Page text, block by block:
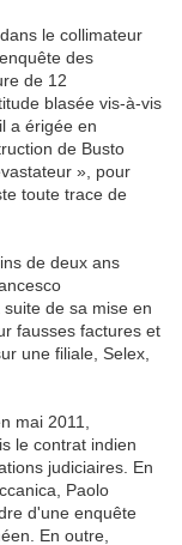
le collimateur
des
de 12
blasée vis-à-vis
a érigée en
de Busto
», pour
toute trace de
de deux ans
de sa mise en
fausses factures et
une filiale, Selex,
mai 2011,
le contrat indien
judiciaires. En
Paolo
d'une enquête
En outre,